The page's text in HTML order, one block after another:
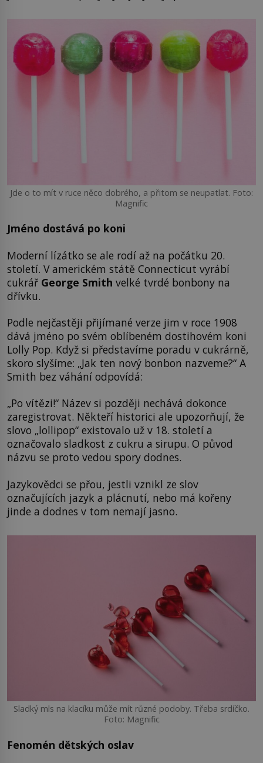
Jde o to mít v ruce něco dobrého, a přitom se neupatlat. Foto:
Magnific
Jméno dostává po koni
Moderní lízátko se ale rodí až na počátku 20.
století. V americkém státě Connecticut vyrábí
cukrář George Smith velké tvrdé bonbony na
dřívku.
Podle nejčastěji přijímané verze jim v roce 1908
dává jméno po svém oblíbeném dostihovém koni
Lolly Pop. Když si představíme poradu v cukrárně,
skoro slyšíme: „Jak ten nový bonbon nazveme?“ A
Smith bez váhání odpovídá:
„Po vítězi!“ Název si později nechává dokonce
zaregistrovat. Někteří historici ale upozorňují, že
slovo „lollipop“ existovalo už v 18. století a
označovalo sladkost z cukru a sirupu. O původ
názvu se proto vedou spory dodnes.
Jazykovědci se přou, jestli vznikl ze slov
označujících jazyk a plácnutí, nebo má kořeny
jinde a dodnes v tom nemají jasno.
Sladký mls na klacíku může mít různé podoby. Třeba srdíčko.
Foto: Magnific
Fenomén dětských oslav